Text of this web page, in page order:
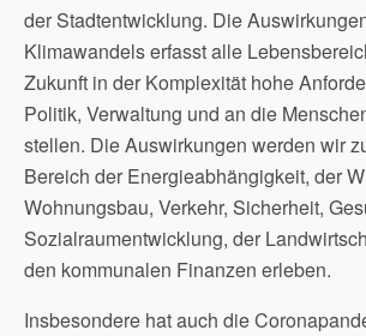
der Stadtentwicklung. Die
Klimawandels erfasst alle
Zukunft in der Komplexität hohe
Politik, Verwaltung und an die
stellen. Die Auswirkungen werden wir
Bereich der Energieabhängigkeit, der
Wohnungsbau, Verkehr, Sicherheit,
Sozialraumentwicklung, der
den kommunalen Finanzen erleben.
Insbesondere hat auch die